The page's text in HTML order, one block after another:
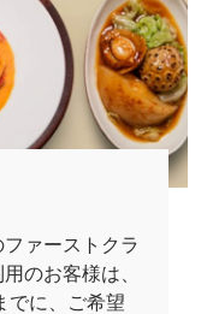
ァーストクラ
のお客様は、
でに、ご希望